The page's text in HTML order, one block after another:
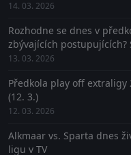
14. 03. 2026
Rozhodne se dnes v
zbývajících postupujících?
13. 03. 2026
Předkola play off extraligy
(12. 3.)
12. 03. 2026
Alkmaar vs. Sparta dnes
ligu v TV